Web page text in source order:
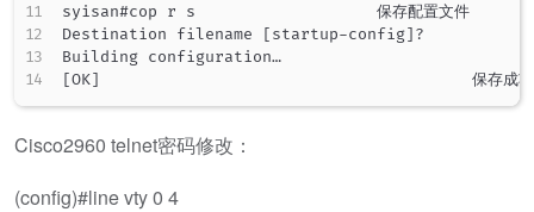
syisan#cop r s                   保存配置文件
Destination filename [startup-config]?
Building configuration…
[OK]                                       保存成功
Cisco2960 telnet密码修改：
(config)#line vty 0 4